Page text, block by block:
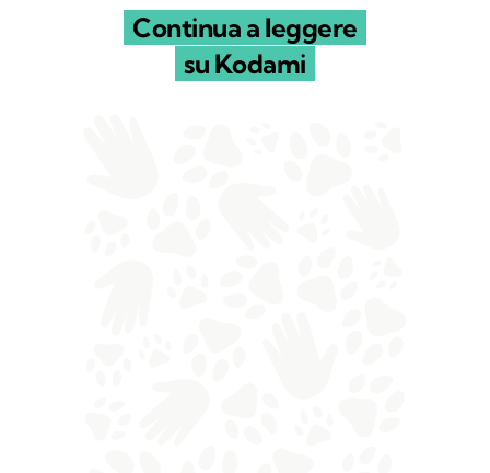
Continua a leggere
su Kodami